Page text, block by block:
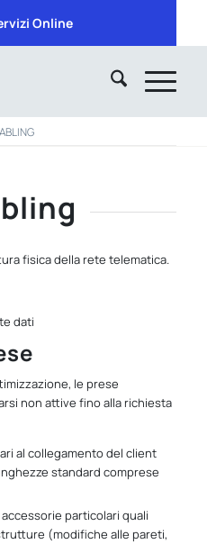
Online
fisica della rete telematica.
dati
le prese
non attive fino alla richiesta
al collegamento del client
standard comprese
particolari quali
(modifiche alle pareti,